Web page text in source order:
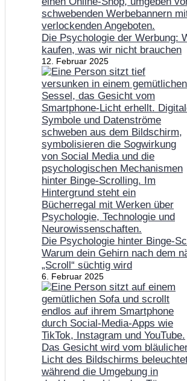
Die Psychologie der Werbung:
kaufen, was wir nicht brauchen
12. Februar 2025
Die Psychologie hinter Binge-
Warum dein Gehirn nach dem
„Scroll“ süchtig wird
6. Februar 2025